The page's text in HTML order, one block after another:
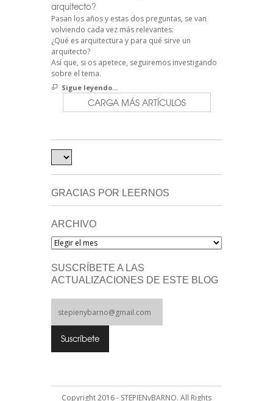
arquitecto?
Pasan los años y estas dos preguntas, se van
volviendo cada vez más relevantes:
¿Qué es arquitectura y para qué sirve un
arquitecto?
Así que, si os apetece, seguiremos investigando
sobre el tema.
Sigue leyendo...
CARGA MÁS ARTÍCULOS
GRACIAS POR LEERNOS
ARCHIVO
Archivo
SUSCRÍBETE A LAS
ACTUALIZACIONES DE ESTE BLOG
Copyright 2016 - STEPIENyBARNO. All Rights